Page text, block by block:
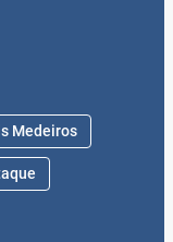
Medeiros